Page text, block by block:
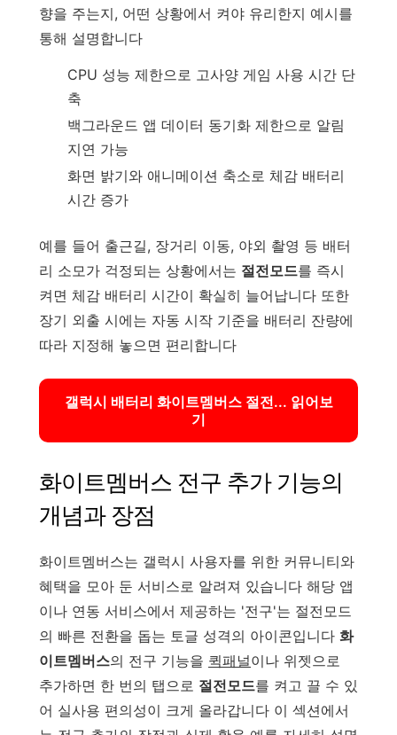
향을 주는지, 어떤 상황에서 켜야 유리한지 예시를
통해 설명합니다
CPU 성능 제한으로 고사양 게임 사용 시간 단
축
백그라운드 앱 데이터 동기화 제한으로 알림
지연 가능
화면 밝기와 애니메이션 축소로 체감 배터리
시간 증가
예를 들어 출근길, 장거리 이동, 야외 촬영 등 배터
리 소모가 걱정되는 상황에서는 절전모드를 즉시
켜면 체감 배터리 시간이 확실히 늘어납니다 또한
장기 외출 시에는 자동 시작 기준을 배터리 잔량에
따라 지정해 놓으면 편리합니다
갤럭시 배터리 화이트멤버스 절전... 읽어보
기
화이트멤버스 전구 추가 기능의
개념과 장점
화이트멤버스는 갤럭시 사용자를 위한 커뮤니티와
혜택을 모아 둔 서비스로 알려져 있습니다 해당 앱
이나 연동 서비스에서 제공하는 '전구'는 절전모드
의 빠른 전환을 돕는 토글 성격의 아이콘입니다 화
이트멤버스의 전구 기능을 퀵패널이나 위젯으로
추가하면 한 번의 탭으로 절전모드를 켜고 끌 수 있
어 실사용 편의성이 크게 올라갑니다 이 섹션에서